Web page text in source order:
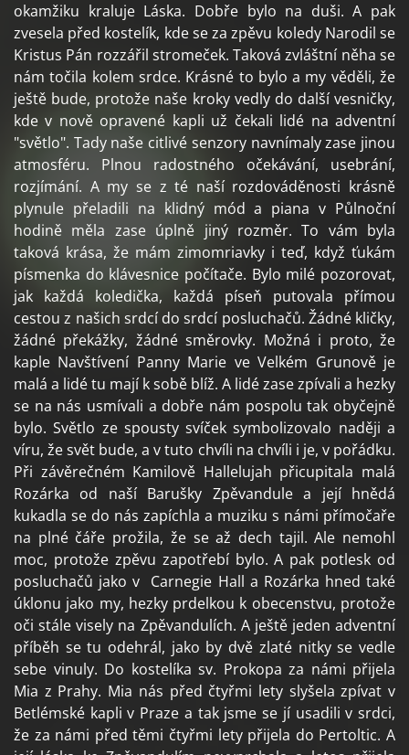
okamžiku kraluje Láska. Dobře bylo na duši. A pak
zvesela před kostelík, kde se za zpěvu koledy Narodil se
Kristus Pán rozzářil stromeček. Taková zvláštní něha se
nám točila kolem srdce. Krásné to bylo a my věděli, že
ještě bude, protože naše kroky vedly do další vesničky,
kde v nově opravené kapli už čekali lidé na adventní
"světlo". Tady naše citlivé senzory navnímaly zase jinou
atmosféru. Plnou radostného očekávání, usebrání,
rozjímání. A my se z té naší rozdováděnosti krásně
plynule přeladili na klidný mód a piana v Půlnoční
hodině měla zase úplně jiný rozměr. To vám byla
taková krása, že mám zimomriavky i teď, když ťukám
písmenka do klávesnice počítače. Bylo milé pozorovat,
jak každá koledička, každá píseň putovala přímou
cestou z našich srdcí do srdcí posluchačů. Žádné kličky,
žádné překážky, žádné směrovky. Možná i proto, že
kaple Navštívení Panny Marie ve Velkém Grunově je
malá a lidé tu mají k sobě blíž. A lidé zase zpívali a hezky
se na nás usmívali a dobře nám pospolu tak obyčejně
bylo. Světlo ze spousty svíček symbolizovalo naději a
víru, že svět bude, a v tuto chvíli na chvíli i je, v pořádku.
Při závěrečném Kamilově Hallelujah přicupitala malá
Rozárka od naší Barušky Zpěvandule a její hnědá
kukadla se do nás zapíchla a muziku s námi přímočaře
na plné čáře prožila, že se až dech tajil. Ale nemohl
moc, protože zpěvu zapotřebí bylo. A pak potlesk od
posluchačů jako v Carnegie Hall a Rozárka hned také
úklonu jako my, hezky prdelkou k obecenstvu, protože
oči stále visely na Zpěvandulích. A ještě jeden adventní
příběh se tu odehrál, jako by dvě zlaté nitky se vedle
sebe vinuly. Do kostelíka sv. Prokopa za námi přijela
Mia z Prahy. Mia nás před čtyřmi lety slyšela zpívat v
Betlémské kapli v Praze a tak jsme se jí usadili v srdci,
že za námi před těmi čtyřmi lety přijela do Pertoltic. A